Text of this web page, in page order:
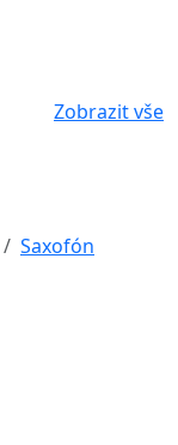
Zobrazit vše
Saxofón